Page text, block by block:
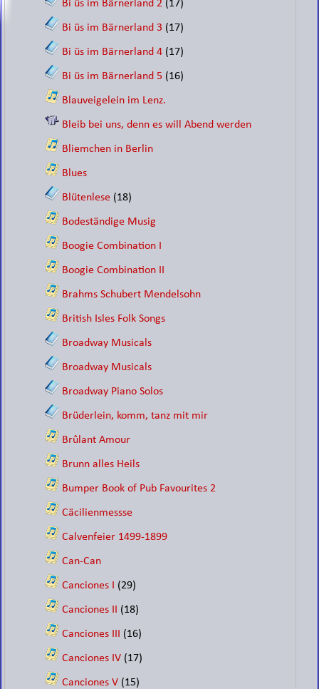
Bi üs im Bärnerland 2 (17)
Bi üs im Bärnerland 3 (17)
Bi üs im Bärnerland 4 (17)
Bi üs im Bärnerland 5 (16)
Blauveigelein im Lenz.
Bleib bei uns, denn es will Abend werden
Bliemchen in Berlin
Blues
Blütenlese (18)
Bodeständige Musig
Boogie Combination I
Boogie Combination II
Brahms Schubert Mendelsohn
British Isles Folk Songs
Broadway Musicals
Broadway Musicals
Broadway Piano Solos
Brüderlein, komm, tanz mit mir
Brûlant Amour
Brunn alles Heils
Bumper Book of Pub Favourites 2
Cäcilienmessse
Calvenfeier 1499-1899
Can-Can
Canciones I (29)
Canciones II (18)
Canciones III (16)
Canciones IV (17)
Canciones V (15)